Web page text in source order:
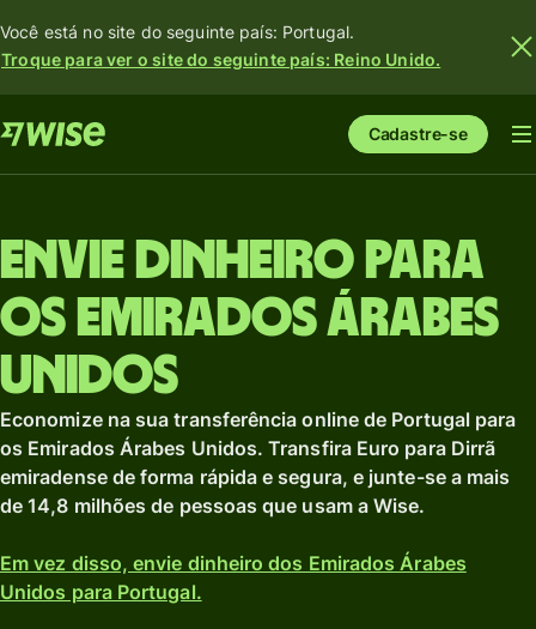
Você está no site do seguinte país: Portugal.
Troque para ver o site do seguinte país: Reino Unido.
Cadastre-se
Envie dinheiro para
os Emirados Árabes
Unidos
Economize na sua transferência online de Portugal para
os Emirados Árabes Unidos. Transfira Euro para Dirrã
emiradense de forma rápida e segura, e junte-se a mais
de 14,8 milhões de pessoas que usam a Wise.
Em vez disso, envie dinheiro dos Emirados Árabes
Unidos para Portugal.